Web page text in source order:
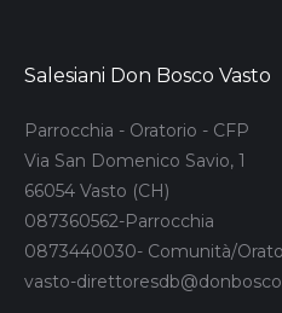
Salesiani Don Bosco Vasto
Parrocchia - Oratorio - CFP
Via San Domenico Savio, 1
66054 Vasto (CH)
087360562-Parrocchia
0873440030- Comunità/
vasto-